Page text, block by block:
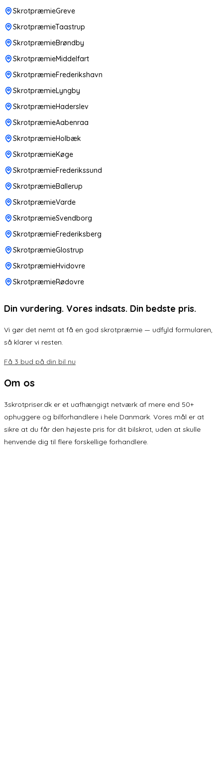
SkrotpræmieGreve
SkrotpræmieTaastrup
SkrotpræmieBrøndby
SkrotpræmieMiddelfart
SkrotpræmieFrederikshavn
SkrotpræmieLyngby
SkrotpræmieHaderslev
SkrotpræmieAabenraa
SkrotpræmieHolbæk
SkrotpræmieKøge
SkrotpræmieFrederikssund
SkrotpræmieBallerup
SkrotpræmieVarde
SkrotpræmieSvendborg
SkrotpræmieFrederiksberg
SkrotpræmieGlostrup
SkrotpræmieHvidovre
SkrotpræmieRødovre
Din vurdering. Vores indsats. Din bedste pris.
Vi gør det nemt at få en god skrotpræmie — udfyld formularen,
så klarer vi resten.
Få 3 bud på din bil nu
Om os
3skrotpriser.dk er et uafhængigt netværk af mere end 50+
ophuggere og bilforhandlere i hele Danmark. Vores mål er at
sikre at du får den højeste pris for dit bilskrot, uden at skulle
henvende dig til flere forskellige forhandlere.